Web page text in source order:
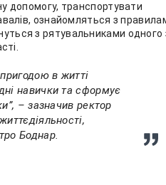
допомогу, транспортувати
ознайомляться з
з рятувальниками одного
в житті
навички та сформує
– зазначив ректор
Боднар.